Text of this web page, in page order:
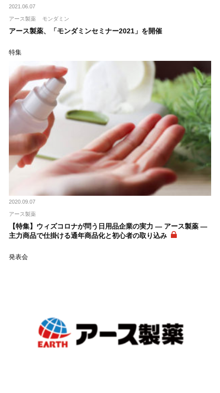
2021.06.07
アース製薬 モンダミン
アース製薬、「モンダミンセミナー2021」を開催
特集
2020.09.07
アース製薬
【特集】ウィズコロナが問う日用品企業の実力 ― アース製薬 ―
主力商品で仕掛ける通年商品化と初心者の取り込み
発表会